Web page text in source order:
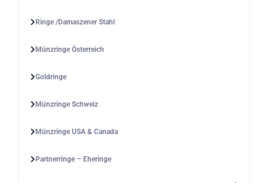
Ringe /Damaszener Stahl
Münzringe Österreich
Goldringe
Münzringe Schweiz
Münzringe USA & Canada
Partnerringe – Eheringe